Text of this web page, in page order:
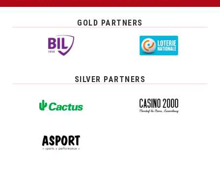
GOLD PARTNERS
SILVER PARTNERS